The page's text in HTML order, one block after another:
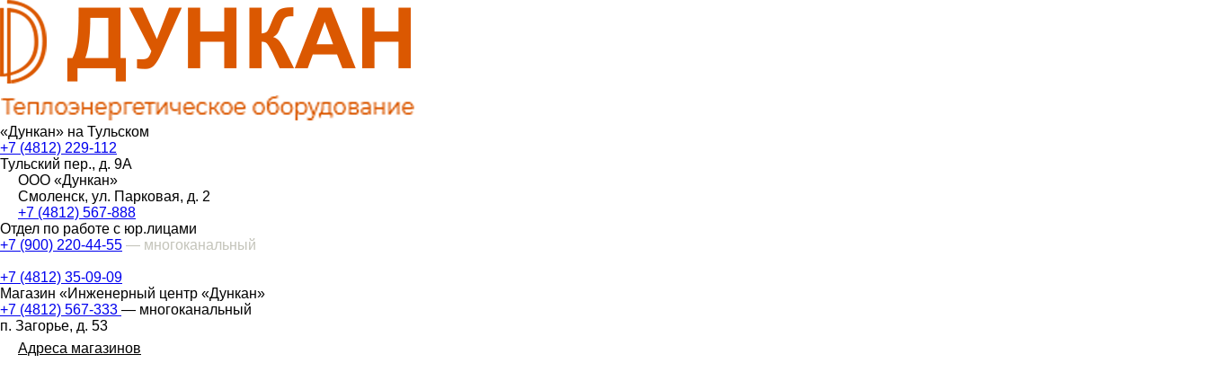
«Дункан» на Тульском
+7 (4812) 229-112
Тульский пер., д. 9А
ООО «Дункан»
Смоленск, ул. Парковая, д. 2
+7 (4812) 567-888
Отдел по работе с юр.лицами
+7 (900) 220-44-55 — многоканальный
+7 (4812) 35-09-09
Магазин «Инженерный центр «Дункан»
+7 (4812) 567-333 — многоканальный
п. Загорье, д. 53
Адреса магазинов